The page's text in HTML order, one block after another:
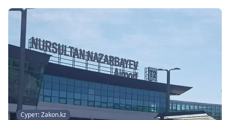
Сурет: Zakon.kz